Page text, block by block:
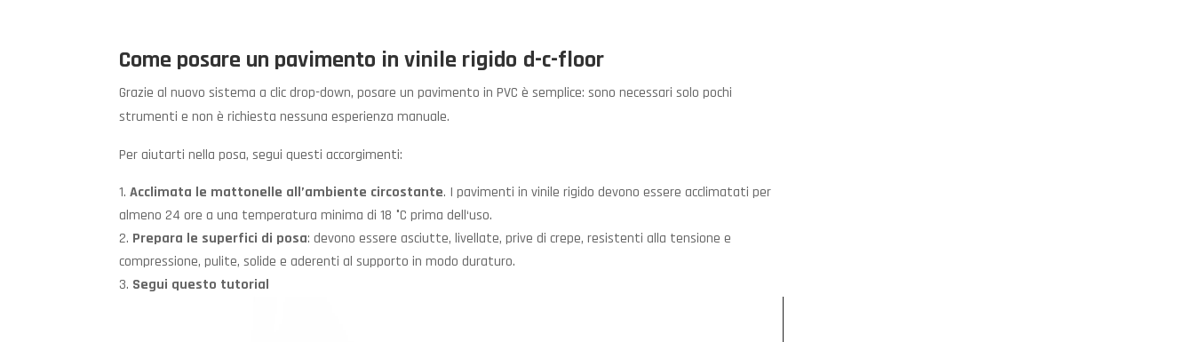
Come posare un pavimento in vinile rigido d-c-floor
Grazie al nuovo sistema a clic drop-down, posare un pavimento in PVC è semplice: sono necessari solo pochi
strumenti e non è richiesta nessuna esperienza manuale.
Per aiutarti nella posa, segui questi accorgimenti:
Acclimata le mattonelle all’ambiente circostante. I pavimenti in vinile rigido devono essere acclimatati per
almeno 24 ore a una temperatura minima di 18 °C prima dell‘uso.
Prepara le superfici di posa: devono essere asciutte, livellate, prive di crepe, resistenti alla tensione e
compressione, pulite, solide e aderenti al supporto in modo duraturo.
Segui questo tutorial